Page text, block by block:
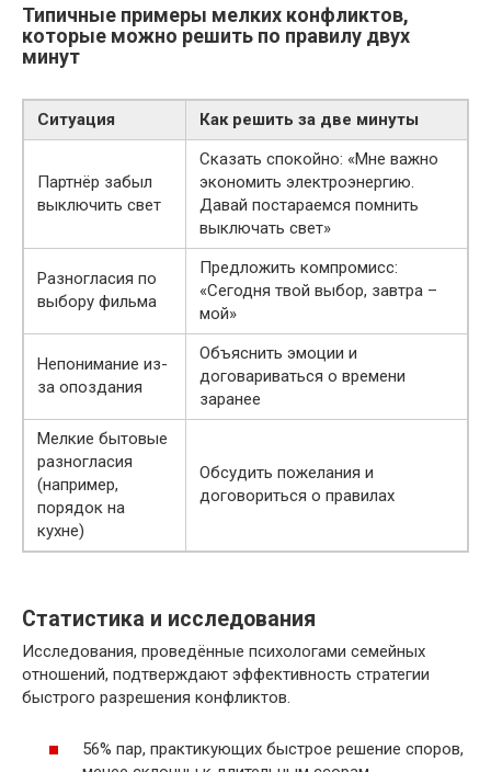
Типичные примеры мелких конфликтов,
которые можно решить по правилу двух
минут
Ситуация Как решить за две минуты
Партнёр забыл
выключить свет
Сказать спокойно: «Мне важно
экономить электроэнергию.
Давай постараемся помнить
выключать свет»
Разногласия по
выбору фильма
Предложить компромисс:
«Сегодня твой выбор, завтра –
мой»
Непонимание из-
за опоздания
Объяснить эмоции и
договариваться о времени
заранее
Мелкие бытовые
разногласия
(например,
порядок на
кухне)
Обсудить пожелания и
договориться о правилах
Статистика и исследования
Исследования, проведённые психологами семейных
отношений, подтверждают эффективность стратегии
быстрого разрешения конфликтов.
56% пар, практикующих быстрое решение споров,